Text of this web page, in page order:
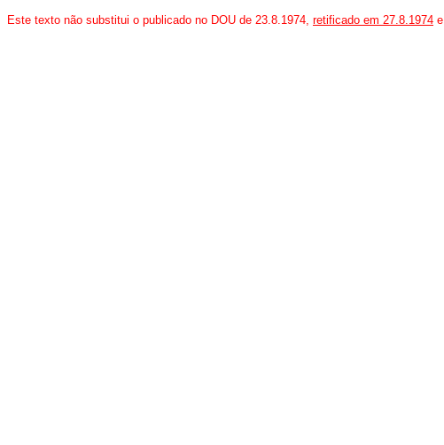
Este texto não substitui o publicado no DOU de 23.8.1974, retificado em 27.8.1974